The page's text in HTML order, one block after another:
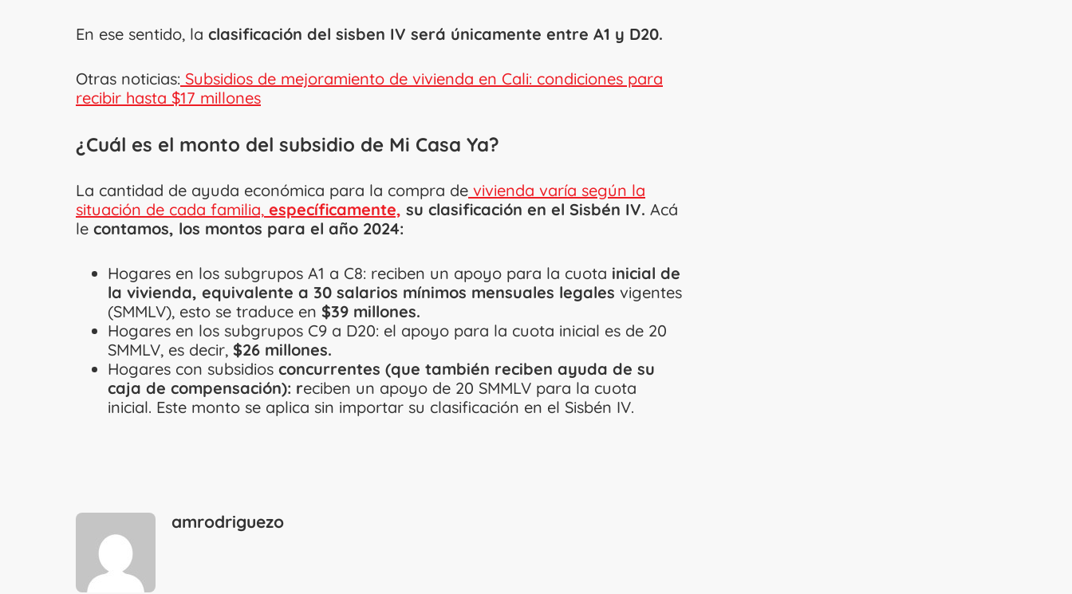
En ese sentido, la clasificación del sisben IV será únicamente entre A1 y D20.
Otras noticias: Subsidios de mejoramiento de vivienda en Cali: condiciones para
recibir hasta $17 millones
¿Cuál es el monto del subsidio de Mi Casa Ya?
La cantidad de ayuda económica para la compra de vivienda varía según la
situación de cada familia, específicamente, su clasificación en el Sisbén IV. Acá
le contamos, los montos para el año 2024:
Hogares en los subgrupos A1 a C8: reciben un apoyo para la cuota inicial de
la vivienda, equivalente a 30 salarios mínimos mensuales legales vigentes
(SMMLV), esto se traduce en $39 millones.
Hogares en los subgrupos C9 a D20: el apoyo para la cuota inicial es de 20
SMMLV, es decir, $26 millones.
Hogares con subsidios concurrentes (que también reciben ayuda de su
caja de compensación): reciben un apoyo de 20 SMMLV para la cuota
inicial. Este monto se aplica sin importar su clasificación en el Sisbén IV.
amrodriguezo